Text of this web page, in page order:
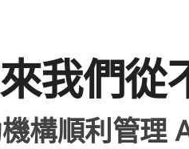
我們​從​
構​順利​管理